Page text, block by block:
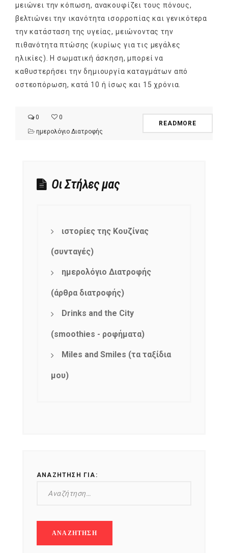
μειώνει την κόπωση, ανακουφίζει τους πόνους,
βελτιώνει την ικανότητα ισορροπίας και γενικότερα
την κατάσταση της υγείας, μειώνοντας την
πιθανότητα πτώσης (κυρίως για τις μεγάλες
ηλικίες). Η σωματική άσκηση, μπορεί να
καθυστερήσει την δημιουργία καταγμάτων από
οστεοπόρωση, κατά 10 ή ίσως και 15 χρόνια.
0
0
ημερολόγιο Διατροφής
READMORE
Οι Στήλες μας
ιστορίες της Κουζίνας
(συνταγές)
ημερολόγιο Διατροφής
(άρθρα διατροφής)
Drinks and the City
(smoothies - ροφήματα)
Miles and Smiles (τα ταξίδια
μου)
ΑΝΑΖΉΤΗΣΗ ΓΙΑ: